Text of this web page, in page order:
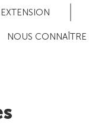
EXTENSION
NOUS CONNAÎTRE